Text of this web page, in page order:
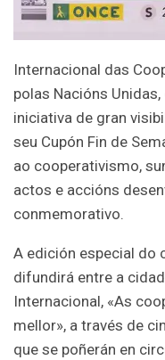
Internacional das
polas Nacións
iniciativa de gran
seu Cupón Fin de
ao cooperativismo,
actos e accións
conmemorativo.
A edición especial do
difundirá entre a
Internacional, «As
mellor», a través de
que se poñerán en